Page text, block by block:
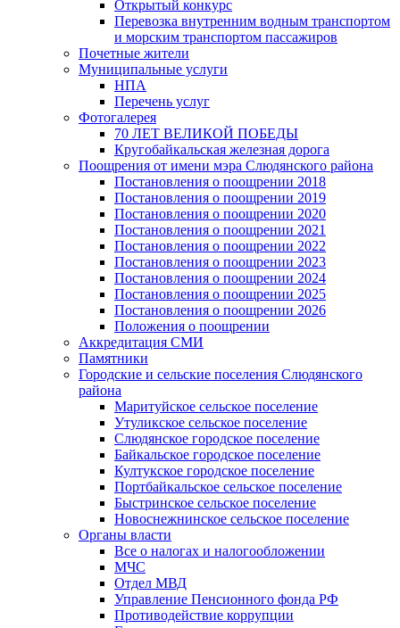
Открытый конкурс
Перевозка внутренним водным транспортом
и морским транспортом пассажиров
Почетные жители
Муниципальные услуги
НПА
Перечень услуг
Фотогалерея
70 ЛЕТ ВЕЛИКОЙ ПОБЕДЫ
Кругобайкальская железная дорога
Поощрения от имени мэра Слюдянского района
Постановления о поощрении 2018
Постановления о поощрении 2019
Постановления о поощрении 2020
Постановления о поощрении 2021
Постановления о поощрении 2022
Постановления о поощрении 2023
Постановления о поощрении 2024
Постановления о поощрении 2025
Постановления о поощрении 2026
Положения о поощрении
Аккредитация СМИ
Памятники
Городские и сельские поселения Слюдянского
района
Маритуйское сельское поселение
Утуликское сельское поселение
Слюдянское городское поселение
Байкальское городское поселение
Култукское городское поселение
Портбайкальское сельское поселение
Быстринское сельское поселение
Новоснежнинское сельское поселение
Органы власти
Все о налогах и налогообложении
МЧС
Отдел МВД
Управление Пенсионного фонда РФ
Противодействие коррупции